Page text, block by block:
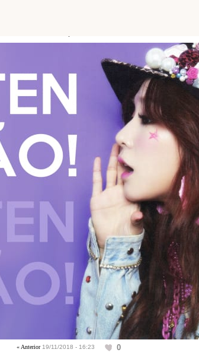
« Anterior19/11/2018 - 16:23 0